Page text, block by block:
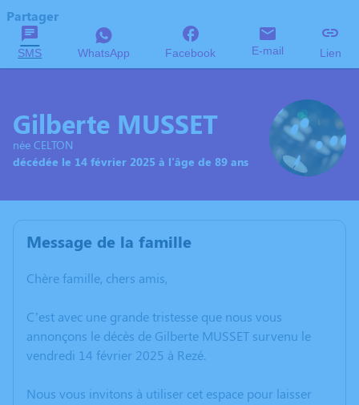
Partager
SMS WhatsApp Facebook E-mail Lien
Gilberte MUSSET
née CELTON
décédée le 14 février 2025 à l'âge de 89 ans
Message de la famille
Chère famille, chers amis,
C’est avec une grande tristesse que nous vous
annonçons le décès de Gilberte MUSSET survenu le
vendredi 14 février 2025 à Rezé.
Nous vous invitons à utiliser cet espace pour laisser